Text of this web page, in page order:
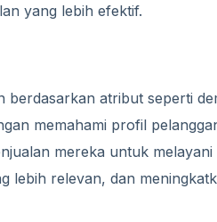
yang lebih efektif.
berdasarkan atribut seperti
memahami profil
mereka untuk melayani
lebih relevan, dan